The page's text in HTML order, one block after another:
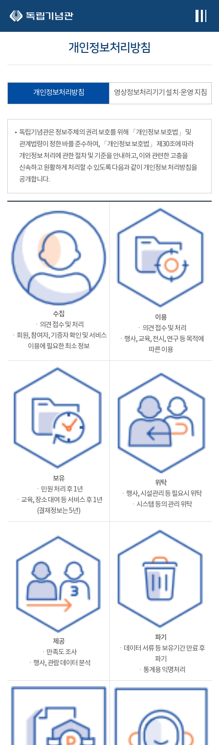
개인정보처리방침
개인정보처리방침 영상정보처리기기 설치·운영 지침
독립기념관은 정보주체의 권리 보호를 위해 「개인정보 보호법」 및
관계법령이 정한 바를 준수하여, 「개인정보 보호법」 제30조에 따라
개인정보 처리에 관한 절차 및 기준을 안내하고, 이와 관련한 고충을
신속하고 원활하게 처리할 수 있도록 다음과 같이 개인정보 처리방침을
공개합니다.
수집
ㆍ의견 접수 및 처리
ㆍ회원, 참여자, 기증자 확인 및 서비스
이용에 필요한 최소 정보
이용
ㆍ의견 접수 및 처리
ㆍ행사, 교육, 전시, 연구 등 목적에
따른 이용
보유
ㆍ민원 처리 후 1년
ㆍ교육, 장소 대여 등 서비스 후 1년
(결재정보는 5년)
위탁
ㆍ행사, 시설관리 등 필요시 위탁
ㆍ시스템 등의 관리 위탁
제공
ㆍ만족도 조사
ㆍ행사, 관람 데이터 분석
파기
ㆍ데이터 서류 등 보유기간 만료 후
파기
ㆍ통계용 익명처리